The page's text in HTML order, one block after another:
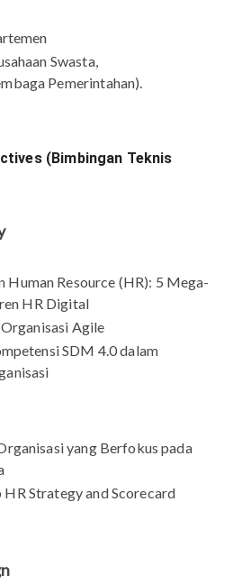
Swasta,
Pemerintahan).
(Bimbingan Teknis
Human Resource (HR): 5 Mega-
HR Digital
Agile
SDM 4.0 dalam
yang Berfokus pada
Strategy and Scorecard